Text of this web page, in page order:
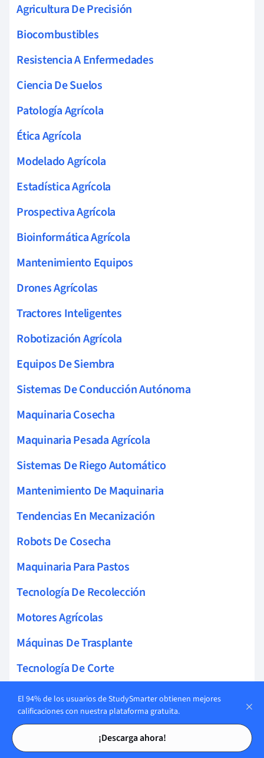
Tarjetas de estudio
Tarjetas de estudio
Agricultura De Precisión
Biocombustibles
Resistencia A Enfermedades
Ciencia De Suelos
Patología Agrícola
Ética Agrícola
Modelado Agrícola
Estadística Agrícola
Prospectiva Agrícola
Bioinformática Agrícola
Mantenimiento Equipos
Drones Agrícolas
Tractores Inteligentes
Robotización Agrícola
Equipos De Siembra
Sistemas De Conducción Autónoma
Maquinaria Cosecha
Maquinaria Pesada Agrícola
Sistemas De Riego Automático
Mantenimiento De Maquinaria
Tendencias En Mecanización
Robots De Cosecha
Maquinaria Para Pastos
Tecnología De Recolección
Motores Agrícolas
Máquinas De Trasplante
Tecnología De Corte
Mecanización Hortícola
Robots De Cultivo
Tecnología De Pulverización
El 94% de los usuarios de StudySmarter obtienen mejores
calificaciones con nuestra plataforma gratuita.
¡Descarga ahora!